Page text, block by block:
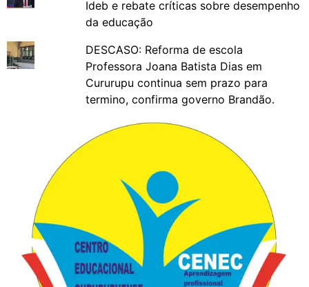
Ideb e rebate críticas sobre desempenho
da educação
DESCASO: Reforma de escola
Professora Joana Batista Dias em
Cururupu continua sem prazo para
termino, confirma governo Brandão.